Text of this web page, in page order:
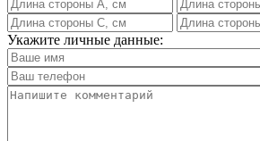
Укажите личные данные: